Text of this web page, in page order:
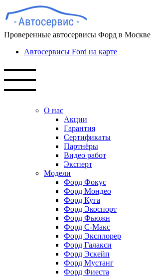
Проверенные автосервисы Форд в Москве
Автосервисы Ford на карте
О нас
Акции
Гарантия
Сертификаты
Партнёры
Видео работ
Эксперт
Модели
Форд Фокус
Форд Мондео
Форд Куга
Форд Экоспорт
Форд Фьюжн
Форд С-Макс
Форд Эксплорер
Форд Галакси
Форд Эскейп
Форд Мустанг
Форд Фиеста